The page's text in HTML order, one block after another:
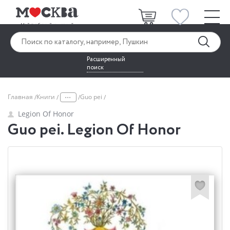
Расширенный
поиск
Главная Книги ... Guo pei
Legion Of Honor
Guo pei. Legion Of Honor